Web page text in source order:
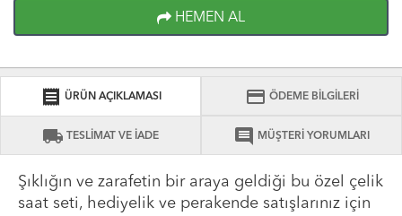
HEMEN AL
receipt ÜRÜN AÇIKLAMASI credit_card ÖDEME BİLGİLERİ
local_shipping TESLİMAT VE İADE comment MÜŞTERİ YORUMLARI
Şıklığın ve zarafetin bir araya geldiği bu özel çelik
saat seti, hediyelik ve perakende satışlarınız için